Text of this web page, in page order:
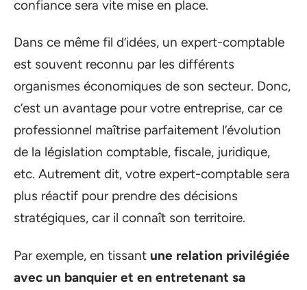
confiance sera vite mise en place.
Dans ce même fil d’idées, un expert-comptable
est souvent reconnu par les différents
organismes économiques de son secteur. Donc,
c’est un avantage pour votre entreprise, car ce
professionnel maîtrise parfaitement l’évolution
de la législation comptable, fiscale, juridique,
etc. Autrement dit, votre expert-comptable sera
plus réactif pour prendre des décisions
stratégiques, car il connaît son territoire.
Par exemple, en tissant une relation privilégiée
avec un banquier et en entretenant sa